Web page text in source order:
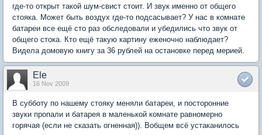
где-то открыт такой шум-свист стоит. И звук именно от общего
стояка. Может быть воздух где-то подсасывает? У нас в комнате
батареи все ещё сто раз обследовали и убедились что звук от
общего стока. Кто ещё такую картину еженочно наблюдает?
Видела домовую книгу за 36 рублей на остановке перед мерией.
Ele
16 Nov 2009
В субботу по нашему стояку меняли батареи, и посторонние
звуки пропали и батарея в маленькой комнате равномерно
горячая (если не сказать огненная)). Вобщем всё устаканилось